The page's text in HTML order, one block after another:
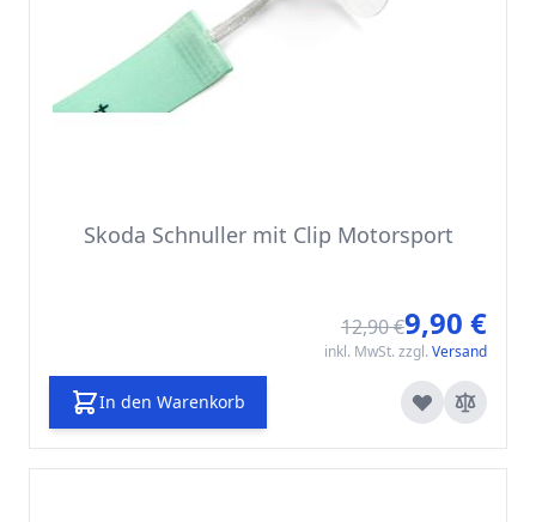
Skoda Schnuller mit Clip Motorsport
9,90 €
12,90 €
inkl. MwSt. zzgl. Versand
In den Warenkorb